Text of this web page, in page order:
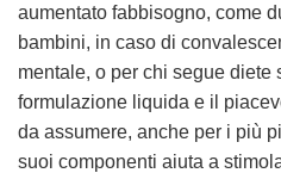
aumentato fabbisogno, come
bambini, in caso di
mentale, o per chi segue diete
formulazione liquida e il
da assumere, anche per i più
suoi componenti aiuta a